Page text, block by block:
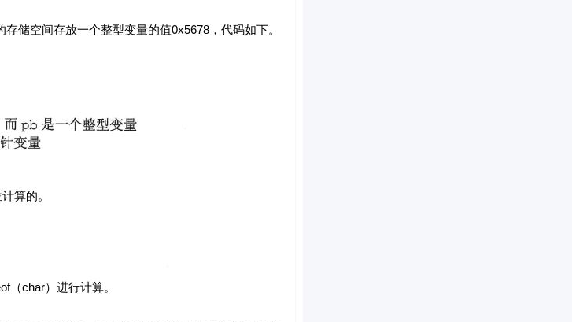
空间存放一个整型变量的值0x5678，代码如下。
的。
）进行计算。